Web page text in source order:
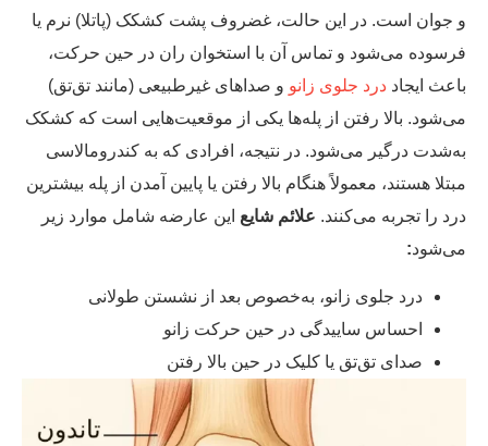
است. در این حالت، غضروف پشت کشکک (پاتلا) نرم یا
می‌شود و تماس آن با استخوان ران در حین حرکت،
ایجاد درد جلوی زانوو صداهای غیرطبیعی (مانند تق‌تق)
بالا رفتن از پله‌ها یکی از موقعیت‌هایی است که کشکک
درگیر می‌شود. در نتیجه، افرادی که به کندرومالاسی
هستند، معمولاً هنگام بالا رفتن یا پایین آمدن از پله بیشترین
را تجربه می‌کنند.علائم شایعاین عارضه شامل موارد زیر
:
درد جلوی زانو، به‌خصوص بعد از نشستن طولانی
احساس ساییدگی در حین حرکت زانو
صدای تق‌تق یا کلیک در حین بالا رفتن